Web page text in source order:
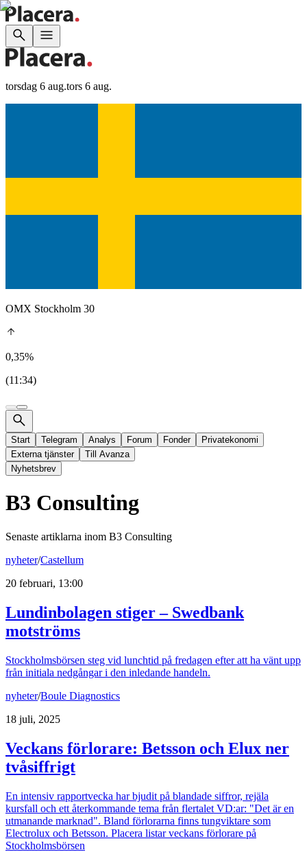
torsdag 6 aug.tors 6 aug.
OMX Stockholm 30
0,35%
(11:34)
Start Telegram Analys Forum Fonder
Privatekonomi
Externa tjänster
Till Avanza
Nyhetsbrev
B3 Consulting
Senaste artiklarna inom B3 Consulting
nyheter/Castellum
20 februari, 13:00
Lundinbolagen stiger – Swedbank
motströms
Stockholmsbörsen steg vid lunchtid på fredagen efter att ha vänt upp
från initiala nedgångar i den inledande handeln.
nyheter/Boule Diagnostics
18 juli, 2025
Veckans förlorare: Betsson och Elux ner
tvåsiffrigt
En intensiv rapportvecka har bjudit på blandade siffror, rejäla
kursfall och ett återkommande tema från flertalet VD:ar: "Det är en
utmanande marknad". Bland förlorarna finns tungviktare som
Electrolux och Betsson. Placera listar veckans förlorare på
Stockholmsbörsen